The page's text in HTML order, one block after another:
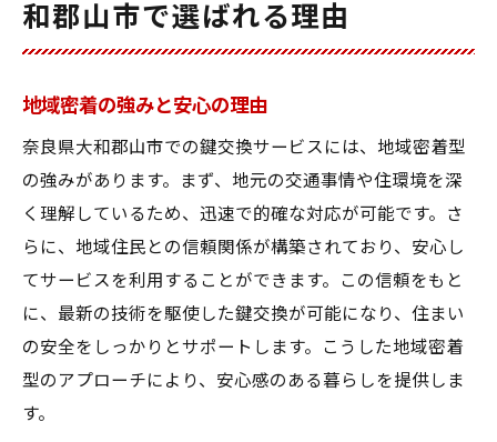
和郡山市で選ばれる理由
地域密着の強みと安心の理由
奈良県大和郡山市での鍵交換サービスには、地域密着型
の強みがあります。まず、地元の交通事情や住環境を深
く理解しているため、迅速で的確な対応が可能です。さ
らに、地域住民との信頼関係が構築されており、安心し
てサービスを利用することができます。この信頼をもと
に、最新の技術を駆使した鍵交換が可能になり、住まい
の安全をしっかりとサポートします。こうした地域密着
型のアプローチにより、安心感のある暮らしを提供しま
す。